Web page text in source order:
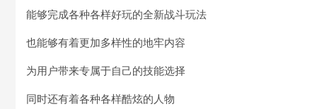
能够完成各种各样好玩的全新战斗玩法
也能够有着更加多样性的地牢内容
为用户带来专属于自己的技能选择
同时还有着各种各样酷炫的人物